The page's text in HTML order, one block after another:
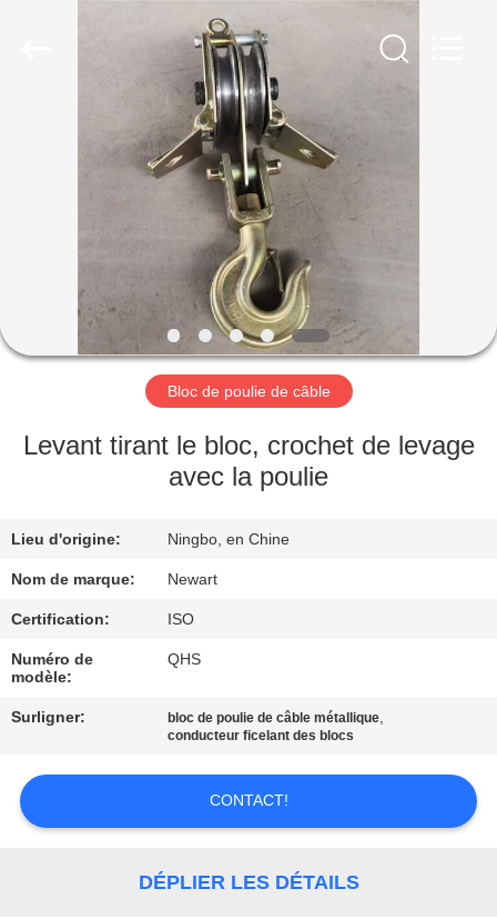
ACCUEIL
PRODUITS
PROPOS
DE
NOUS
VISITE
CONTRÔLE
DE
LA
QUALITÉ
CONTACTER
DEMANDEZ
Bloc de poulie de câble
Levant tirant le bloc, crochet de levage
avec la poulie
Lieu d'origine: Ningbo, en Chine
Nom de marque: Newart
Certification: ISO
Numéro de
modèle:
QHS
Surligner: bloc de poulie de câble métallique,
conducteur ficelant des blocs
CONTACT!
DÉPLIER LES DÉTAILS